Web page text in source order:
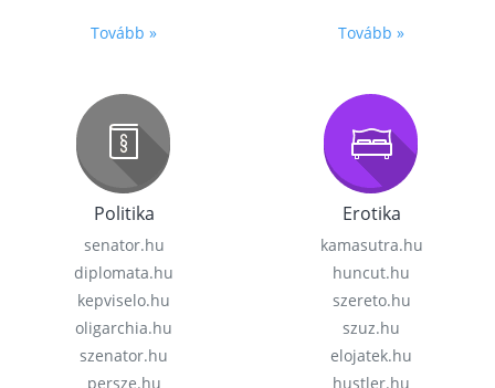
Tovább » Tovább »
Politika
senator.hu
diplomata.hu
kepviselo.hu
oligarchia.hu
szenator.hu
persze.hu
Erotika
kamasutra.hu
huncut.hu
szereto.hu
szuz.hu
elojatek.hu
hustler.hu